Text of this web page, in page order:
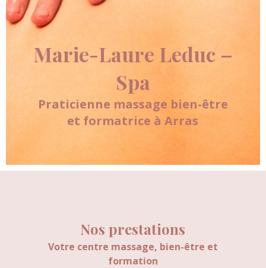
Marie-Laure Leduc –
Spa
Praticienne massage bien-être
et formatrice à Arras
Nos prestations
Votre centre massage, bien-être et
formation